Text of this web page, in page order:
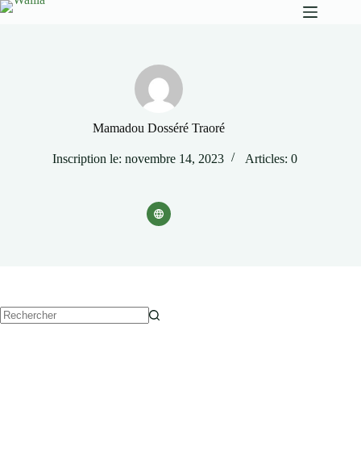
Mamadou Dosséré Traoré
Inscription le: novembre 14, 2023 Articles: 0